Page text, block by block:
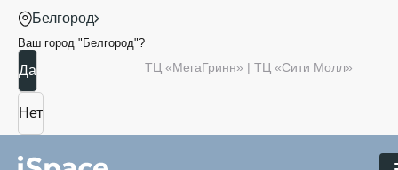
Белгород
Ваш город " Белгород"?
ТЦ «МегаГринн» | ТЦ «Сити Молл»